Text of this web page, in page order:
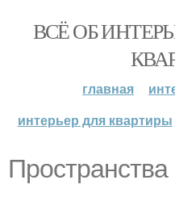
ВСЁ ОБ
главная
интерьер для квартиры
Пространства